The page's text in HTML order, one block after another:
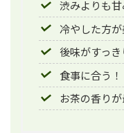
渋みよりも
冷やした方が
後味がすっき
食事に合う！
お茶の香りが